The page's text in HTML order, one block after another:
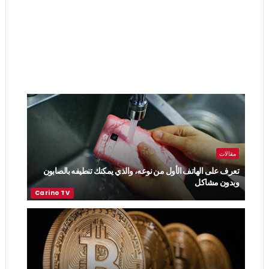
مقالات
تعرف على الهاتف الأول من نوعه، والذي يمكنك تنطيفه بالصابون
وبدون مشاكل